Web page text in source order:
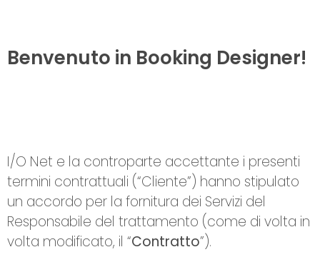
Benvenuto in Booking Designer!
I/O Net e la controparte accettante i presenti
termini contrattuali (“Cliente”) hanno stipulato
un accordo per la fornitura dei Servizi del
Responsabile del trattamento (come di volta in
volta modificato, il “Contratto”).